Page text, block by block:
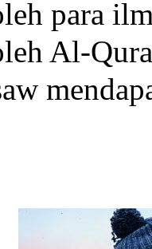
para
Al-